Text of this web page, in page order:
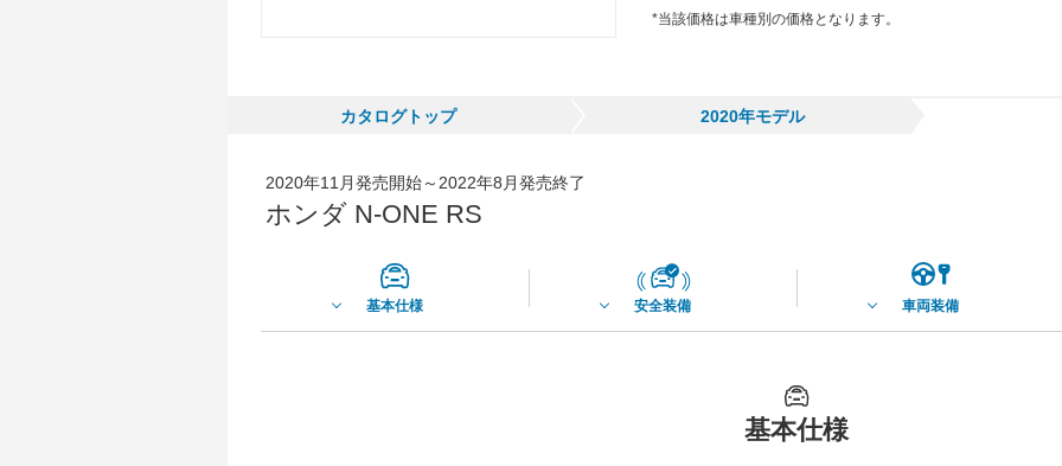
*当該価格は車種別の価格となります。
カタログトップ 2020年モデル
2020年11月発売開始～2022年8月発売終了
ホンダ N-ONE RS
基本仕様 安全装備 車両装備
基本仕様